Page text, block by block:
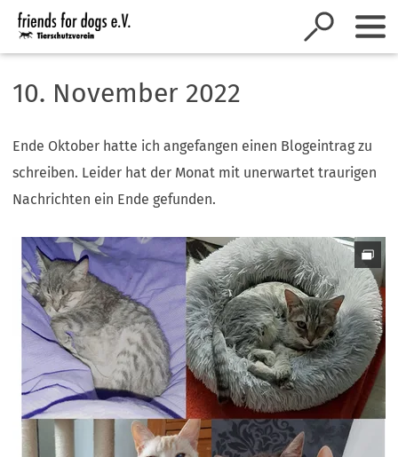
Inhalt anspringen
10. November 2022
Ende Oktober hatte ich angefangen einen Blogeintrag zu
schreiben. Leider hat der Monat mit unerwartet traurigen
Nachrichten ein Ende gefunden.